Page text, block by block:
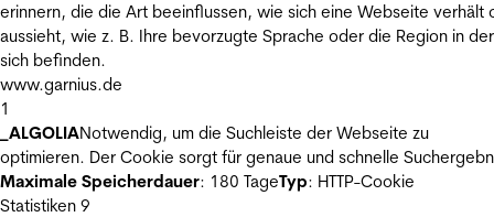
erinnern, die die Art beeinflussen, wie sich eine Webseite verhält
aussieht, wie z. B. Ihre bevorzugte Sprache oder die Region in
sich befinden.
www.garnius.de
1
_ALGOLIANotwendig, um die Suchleiste der Webseite zu
optimieren. Der Cookie sorgt für genaue und schnelle
Maximale Speicherdauer: 180 TageTyp: HTTP-Cookie
Statistiken 9